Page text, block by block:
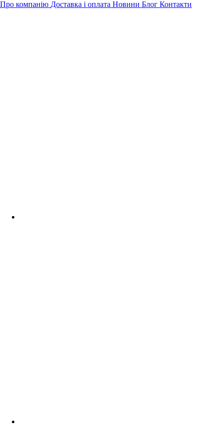
Про компанію Доставка і оплата Новини Блог Контакти